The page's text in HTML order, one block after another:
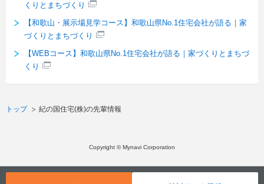
くりとまちづくり
【和歌山・展示場見学コース】和歌山県No.1住宅会社が語る｜家
づくりとまちづくり
【WEBコース】和歌山県No.1住宅会社が語る｜家づくりとまちづ
くり
トップ 紀の国住宅(株)の先輩情報
Copyright © Mynavi Corporation